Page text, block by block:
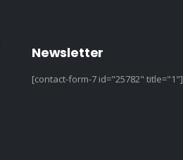
Newsletter
[contact-form-7 id="25782" title="1"]